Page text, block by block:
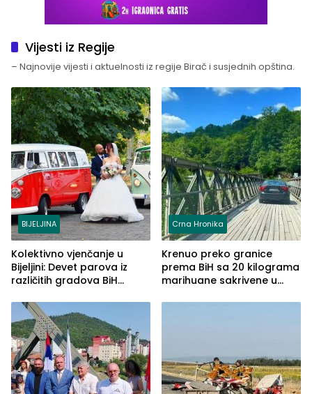
Vijesti iz Regije
– Najnovije vijesti i aktuelnosti iz regije Birač i susjednih opština.
BIJELJINA
Kolektivno vjenčanje u
Bijeljini: Devet parova iz
različitih gradova BiH
Crna Hronika
Krenuo preko granice
prema BiH sa 20 kilograma
marihuane sakrivene u